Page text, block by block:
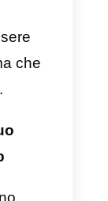
È
telefono